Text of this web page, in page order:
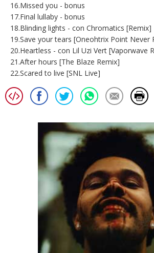
16.Missed you - bonus
17.Final lullaby - bonus
18.Blinding lights - con Chromatics [Remix]
19.Save your tears [Oneohtrix Point Never
20.Heartless - con Lil Uzi Vert [Vaporwave
21.After hours [The Blaze Remix]
22.Scared to live [SNL Live]